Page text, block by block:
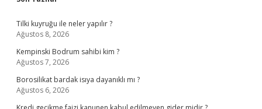
Sidebar
Tilki kuyruğu ile neler yapılır ?
Ağustos 8, 2026
Kempinski Bodrum sahibi kim ?
Ağustos 7, 2026
Borosilikat bardak isıya dayanıklı mı ?
Ağustos 6, 2026